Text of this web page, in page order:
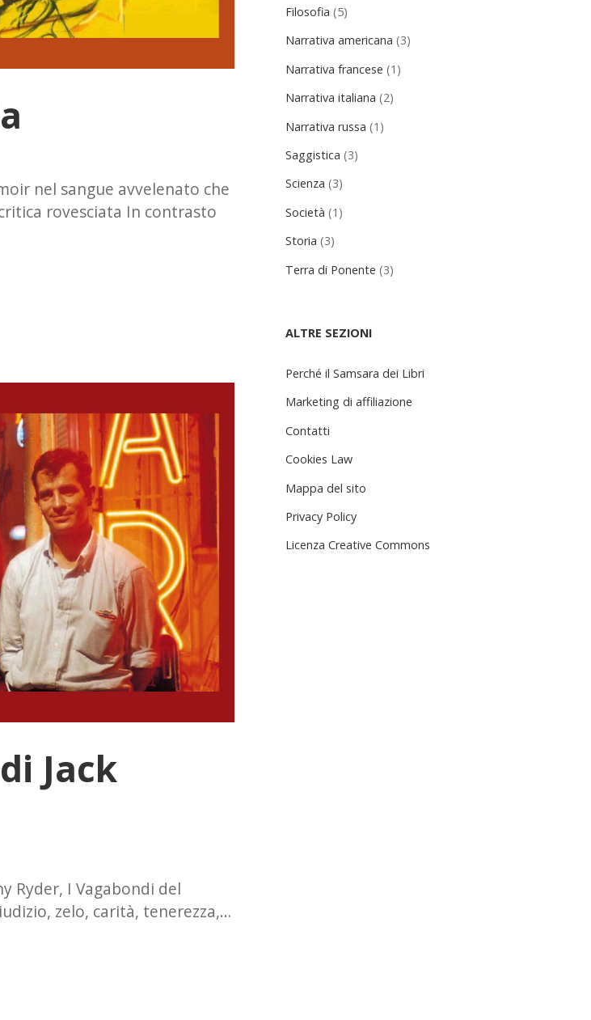
nel sangue avvelenato che
rovesciata In contrasto
Jack
Ryder, I Vagabondi del
zelo, carità, tenerezza,…
Filosofia (5)
Narrativa americana (3)
Narrativa francese (1)
Narrativa italiana (2)
Narrativa russa (1)
Saggistica (3)
Scienza (3)
Società (1)
Storia (3)
Terra di Ponente (3)
ALTRE SEZIONI
Perché il Samsara dei Libri
Marketing di affiliazione
Contatti
Cookies Law
Mappa del sito
Privacy Policy
Licenza Creative Commons